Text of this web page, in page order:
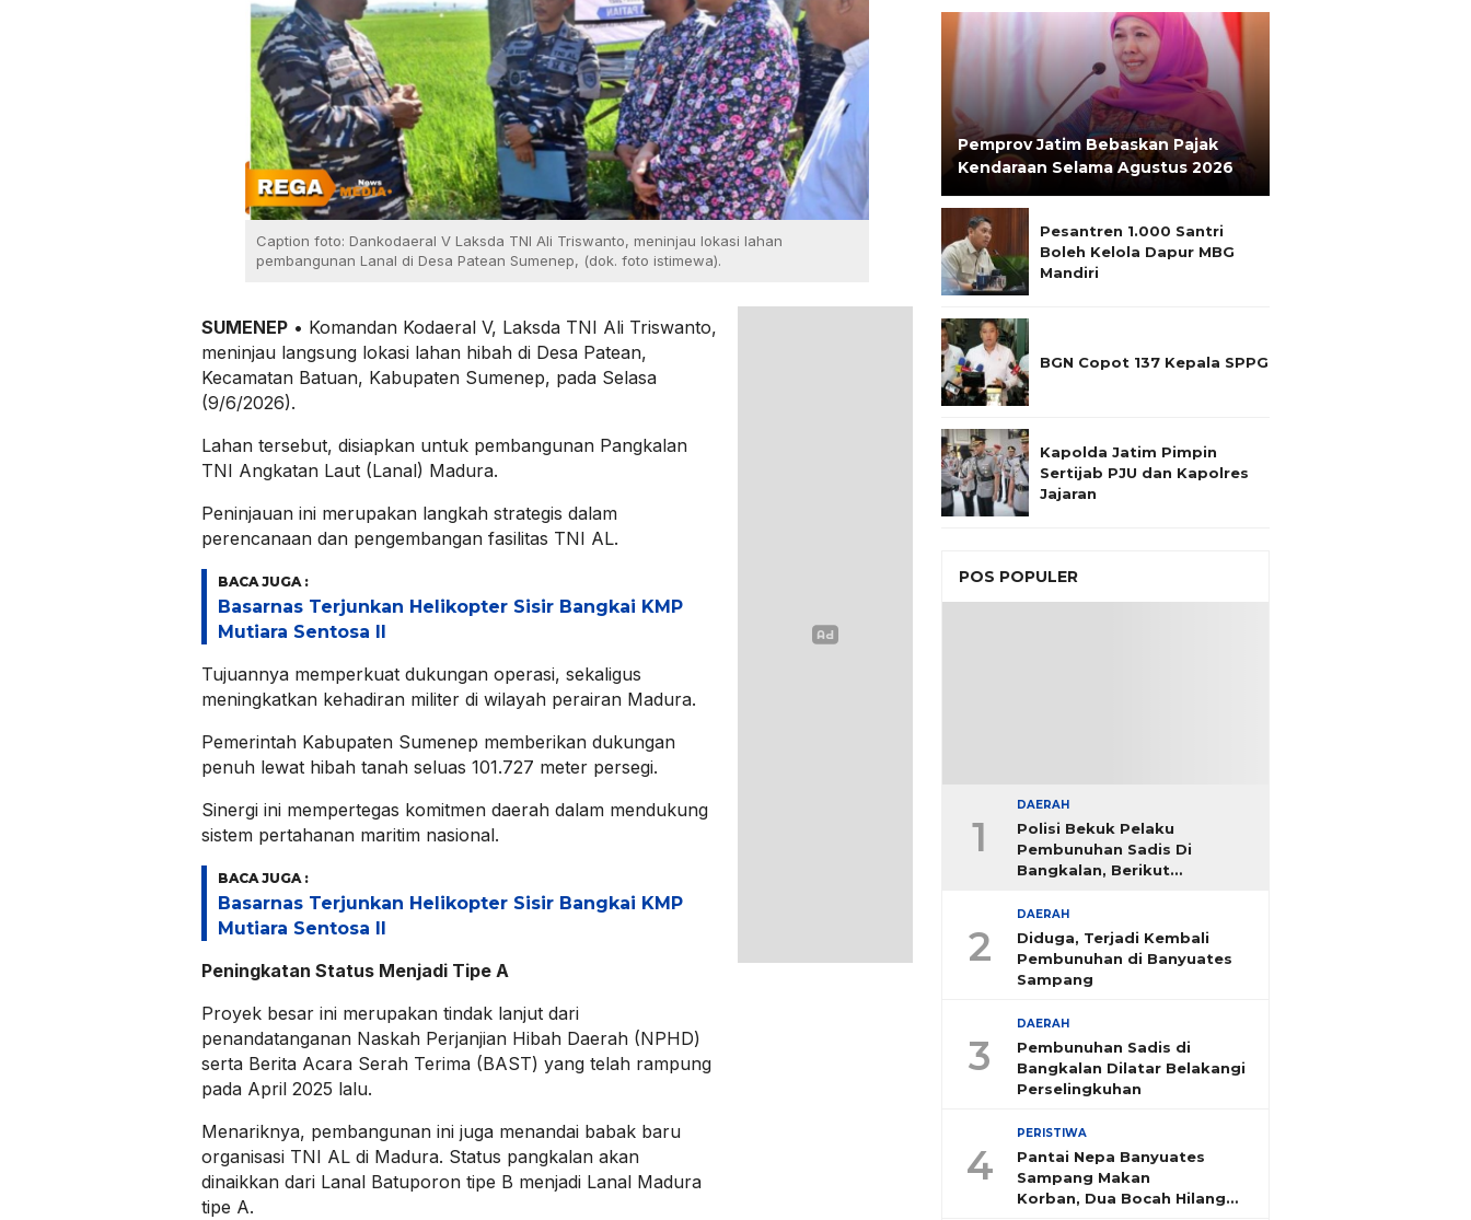
Caption foto: Dankodaeral V Laksda TNI Ali Triswanto, meninjau lokasi lahan
pembangunan Lanal di Desa Patean Sumenep, (dok. foto istimewa).
SUMENEP • Komandan Kodaeral V, Laksda TNI Ali Triswanto,
meninjau langsung lokasi lahan hibah di Desa Patean,
Kecamatan Batuan, Kabupaten Sumenep, pada Selasa
(9/6/2026).
Lahan tersebut, disiapkan untuk pembangunan Pangkalan
TNI Angkatan Laut (Lanal) Madura.
Peninjauan ini merupakan langkah strategis dalam
perencanaan dan pengembangan fasilitas TNI AL.
BACA JUGA :
Basarnas Terjunkan Helikopter Sisir Bangkai KMP
Mutiara Sentosa II
Tujuannya memperkuat dukungan operasi, sekaligus
meningkatkan kehadiran militer di wilayah perairan Madura.
Pemerintah Kabupaten Sumenep memberikan dukungan
penuh lewat hibah tanah seluas 101.727 meter persegi.
Sinergi ini mempertegas komitmen daerah dalam mendukung
sistem pertahanan maritim nasional.
BACA JUGA :
Basarnas Terjunkan Helikopter Sisir Bangkai KMP
Mutiara Sentosa II
Peningkatan Status Menjadi Tipe A
Proyek besar ini merupakan tindak lanjut dari
penandatanganan Naskah Perjanjian Hibah Daerah (NPHD)
serta Berita Acara Serah Terima (BAST) yang telah rampung
pada April 2025 lalu.
Menariknya, pembangunan ini juga menandai babak baru
organisasi TNI AL di Madura. Status pangkalan akan
dinaikkan dari Lanal Batuporon tipe B menjadi Lanal Madura
tipe A.
Pemprov Jatim Bebaskan Pajak
Kendaraan Selama Agustus 2026
Pesantren 1.000 Santri
Boleh Kelola Dapur MBG
Mandiri
BGN Copot 137 Kepala SPPG
Kapolda Jatim Pimpin
Sertijab PJU dan Kapolres
Jajaran
POS POPULER
1
DAERAH
Polisi Bekuk Pelaku
Pembunuhan Sadis Di
Bangkalan, Berikut
2
DAERAH
Diduga, Terjadi Kembali
Pembunuhan di Banyuates
Sampang
3
DAERAH
Pembunuhan Sadis di
Bangkalan Dilatar Belakangi
Perselingkuhan
4
PERISTIWA
Pantai Nepa Banyuates
Sampang Makan
Korban, Dua Bocah Hilang